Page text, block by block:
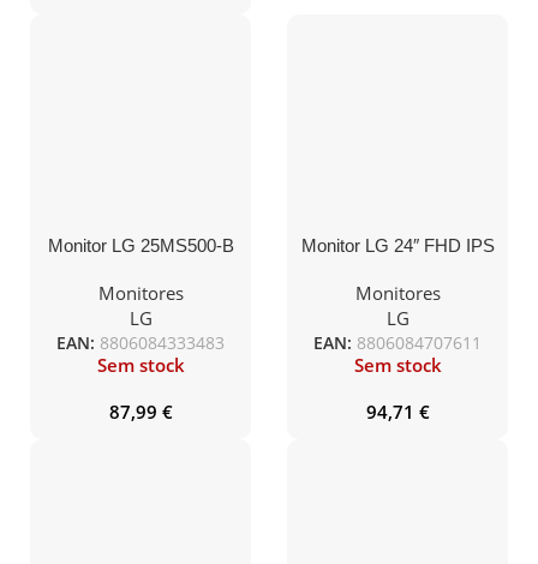
Monitor LG 25MS500-B
5ms Preto
Monitores
LG
EAN: 8806084333483
Sem stock
87,99 €
Monitor LG 24″ FHD IPS
HDMI/DP/Tilt
Monitores
LG
EAN: 8806084707611
Sem stock
94,71 €